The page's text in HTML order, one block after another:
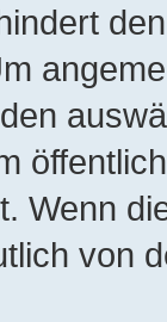
Wenn
von